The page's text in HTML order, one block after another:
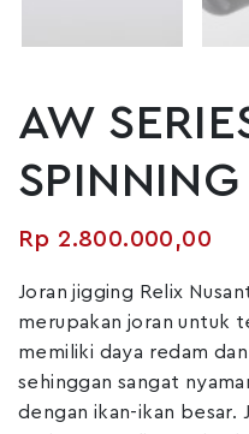
AW
SPINNING
Rp 2.800.000,00
Joran jigging Relix
merupakan joran untuk
memiliki daya redam
sehinggan sangat
dengan ikan-ikan besar.